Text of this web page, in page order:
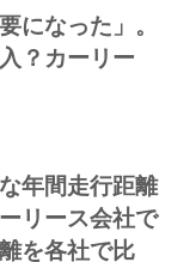
になった」。
？カーリー
年間走行距離
リース会社で
を各社で比